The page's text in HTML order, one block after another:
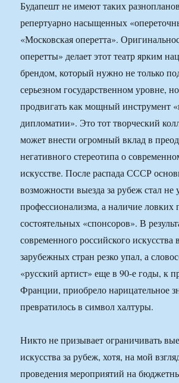
Будапешт не имеют таких
репертуарно насыщенных
«Московская оперетта».
оперетты» делает этот театр ярким
брендом, который нужно не только
серьезном государственном уровне,
продвигать как мощный инструмент
дипломатии». Это тот творческий
может внести огромный вклад в
негативного стереотипа о
искусстве. После распада СССР
возможности выезда за рубеж стал не
профессионализма, а наличие ловких
состоятельных «спонсоров». В
современного российского искусства
зарубежных стран резко упал, а
«русский артист» еще в 90-е годы, к
Франции, приобрело нарицательное
превратилось в символ халтуры.
Никто не призывает ограничивать
искусства за рубеж, хотя, на мой
проведения мероприятий на